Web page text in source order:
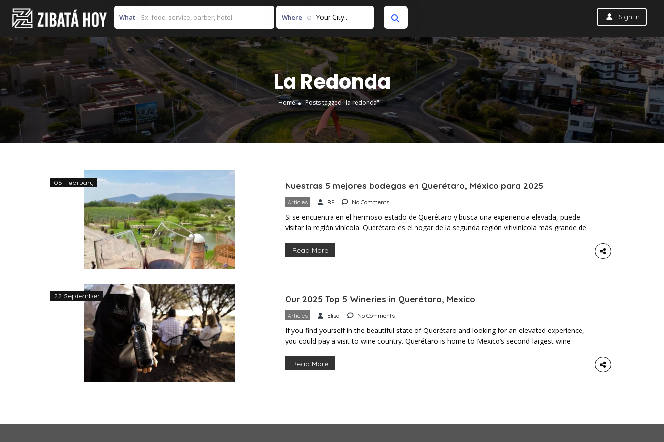
What Where Your City... Sign In
La Redonda
Home Posts tagged "la redonda"
05 February Nuestras 5 mejores bodegas en Querétaro, México para 2025
Articles RP No Comments
Si se encuentra en el hermoso estado de Querétaro y busca una experiencia elevada, puede
visitar la región vinícola. Querétaro es el hogar de la segunda región vitivinícola más grande de
del país. Si te encanta el vino, […]
Read More
22 September Our 2025 Top 5 Wineries in Querétaro, Mexico
Articles Elisa No Comments
If you find yourself in the beautiful state of Querétaro and looking for an elevated experience,
you could pay a visit to wine country. Querétaro is home to Mexico’s second-largest wine
country. If you love wine, great food, and […]
Read More